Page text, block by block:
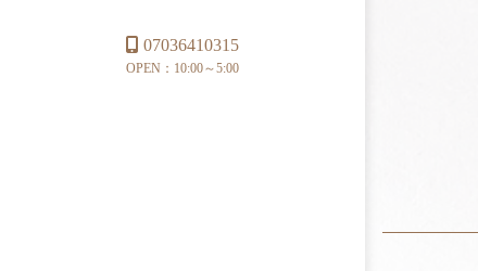
07036410315
OPEN：10:00～5:00